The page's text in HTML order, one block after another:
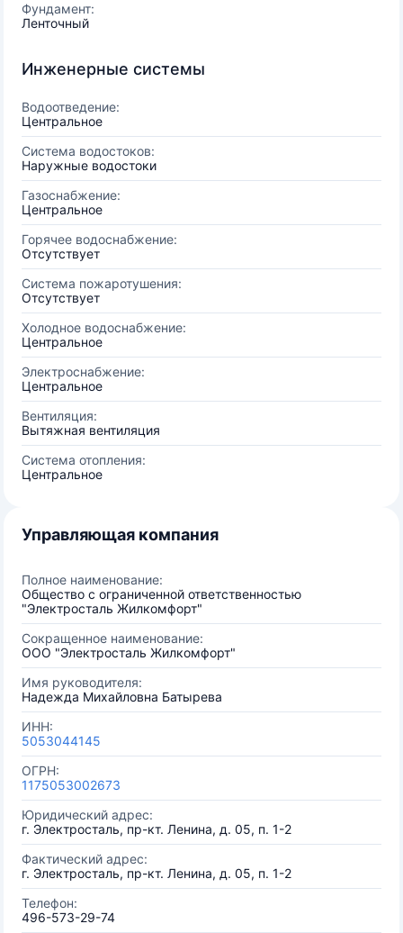
Фундамент:
Ленточный
Инженерные системы
Водоотведение:
Центральное
Система водостоков:
Наружные водостоки
Газоснабжение:
Центральное
Горячее водоснабжение:
Отсутствует
Система пожаротушения:
Отсутствует
Холодное водоснабжение:
Центральное
Электроснабжение:
Центральное
Вентиляция:
Вытяжная вентиляция
Система отопления:
Центральное
Управляющая компания
Полное наименование:
Общество с ограниченной ответственностью
"Электросталь Жилкомфорт"
Сокращенное наименование:
ООО "Электросталь Жилкомфорт"
Имя руководителя:
Надежда Михайловна Батырева
ИНН:
5053044145
ОГРН:
1175053002673
Юридический адрес:
г. Электросталь, пр-кт. Ленина, д. 05, п. 1-2
Фактический адрес:
г. Электросталь, пр-кт. Ленина, д. 05, п. 1-2
Телефон:
496-573-29-74